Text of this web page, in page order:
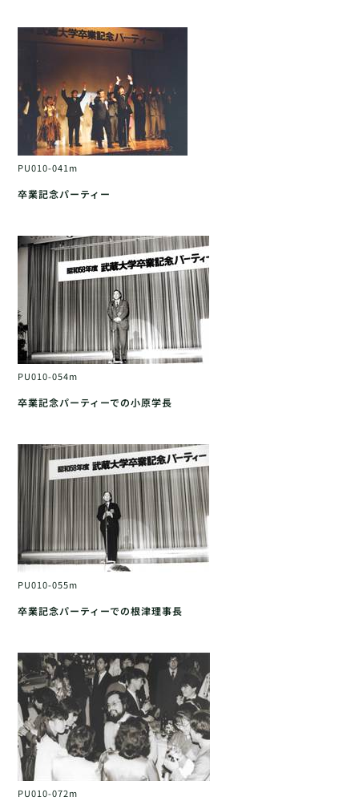
PU010-041m
卒業記念パーティー
PU010-054m
卒業記念パーティーでの小原学長
PU010-055m
卒業記念パーティーでの根津理事長
PU010-072m